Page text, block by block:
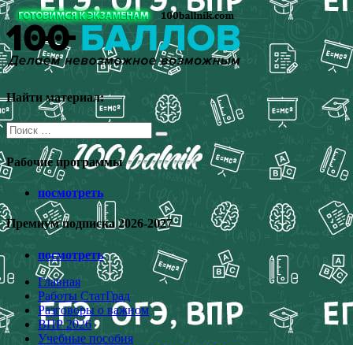
Перейти
к
содержимому
Найти материал:
Поиск
для:
Рабочие программы
посмотреть
Премиум подписка 2026-2027
посмотреть
Главная
Работы СтатГрад
Разговоры о важном
ВПР 2026
Учебные пособия